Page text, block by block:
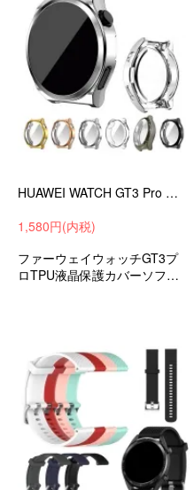
HUAWEI WATCH GT3 Pro ケース 43mm/46mm カバー メッキ / クリア 液晶保護 フィルム一体 保護ケース/カバー
1,580円(内税)
ファーウェイウォッチGT3プ
ロTPU液晶保護カバーソフト